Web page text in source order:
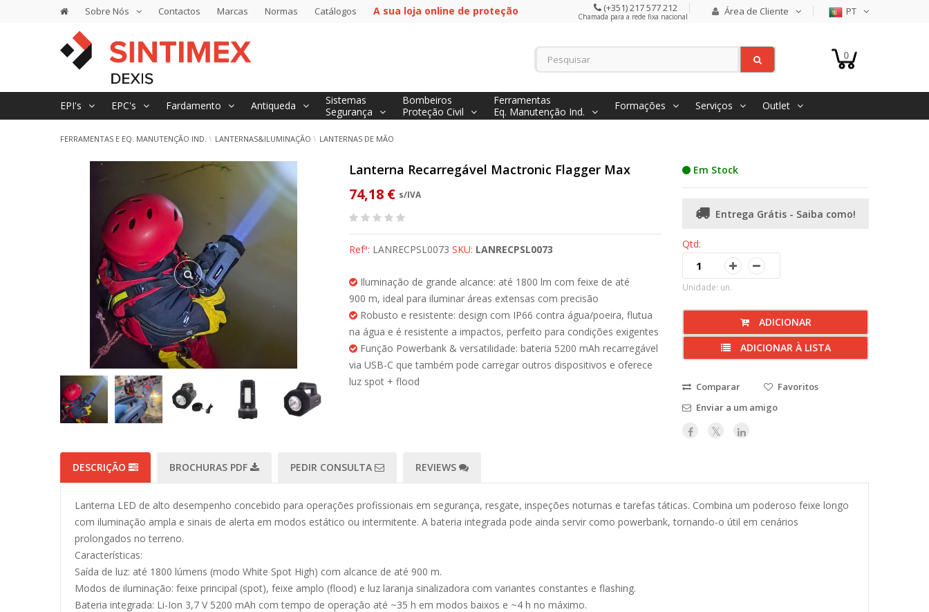
Sobre Nós Contactos Marcas Normas Catálogos A sua loja online de proteção (+351) 217 577 212
Chamada para a rede fixa nacional Área de Cliente PT
0
EPI's EPC's Fardamento Antiqueda
Sistemas
Segurança
Bombeiros
Proteção Civil
Ferramentas
Eq. Manutenção Ind.
Formações Serviços Outlet
FERRAMENTAS E EQ. MANUTENÇÃO IND. LANTERNAS&ILUMINAÇÃO LANTERNAS DE MÃO
Lanterna Recarregável Mactronic Flagger Max
74,18 € s/IVA
Refª: LANRECPSL0073 SKU: LANRECPSL0073
Iluminação de grande alcance: até 1800 lm com feixe de até
900 m, ideal para iluminar áreas extensas com precisão
Robusto e resistente: design com IP66 contra água/poeira, flutua
na água e é resistente a impactos, perfeito para condições exigentes
Função Powerbank & versatilidade: bateria 5200 mAh recarregável
via USB-C que também pode carregar outros dispositivos e oferece
luz spot + flood
Em Stock
Entrega Grátis - Saiba como!
Qtd:
Unidade: un.
ADICIONAR
ADICIONAR À LISTA
Comparar
Favoritos
Enviar a um amigo
DESCRIÇÃO BROCHURAS PDF PEDIR CONSULTA REVIEWS
Lanterna LED de alto desempenho concebido para operações profissionais em segurança, resgate, inspeções noturnas e tarefas táticas. Combina um poderoso feixe longo
com iluminação ampla e sinais de alerta em modos estático ou intermitente. A bateria integrada pode ainda servir como powerbank, tornando-o útil em cenários
prolongados no terreno.
Características:
Saída de luz: até 1800 lúmens (modo White Spot High) com alcance de até 900 m.
Modos de iluminação: feixe principal (spot), feixe amplo (flood) e luz laranja sinalizadora com variantes constantes e flashing.
Bateria integrada: Li-Ion 3,7 V 5200 mAh com tempo de operação até ~35 h em modos baixos e ~4 h no máximo.